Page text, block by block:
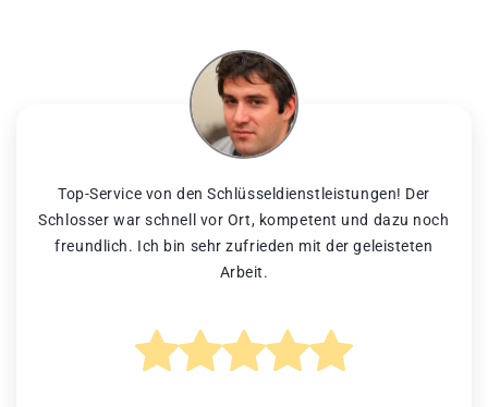
Top-Service von den Schlüsseldienstleistungen! Der
Schlosser war schnell vor Ort, kompetent und dazu noch
freundlich. Ich bin sehr zufrieden mit der geleisteten
Arbeit.